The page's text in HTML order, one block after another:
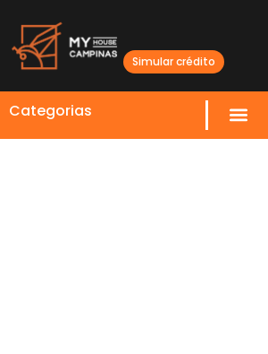
Simular crédito
Categorias